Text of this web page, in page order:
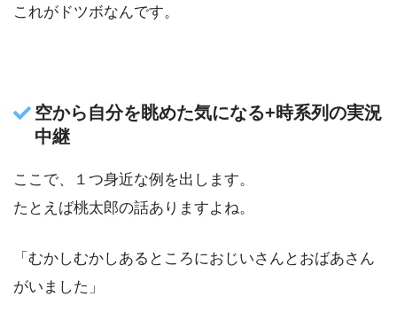
これがドツボなんです。
空から自分を眺めた気になる+時系列の実況
中継
ここで、１つ身近な例を出します。
たとえば桃太郎の話ありますよね。
「むかしむかしあるところにおじいさんとおばあさん
がいました」